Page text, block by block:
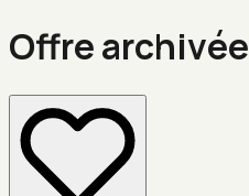
Offre archivée